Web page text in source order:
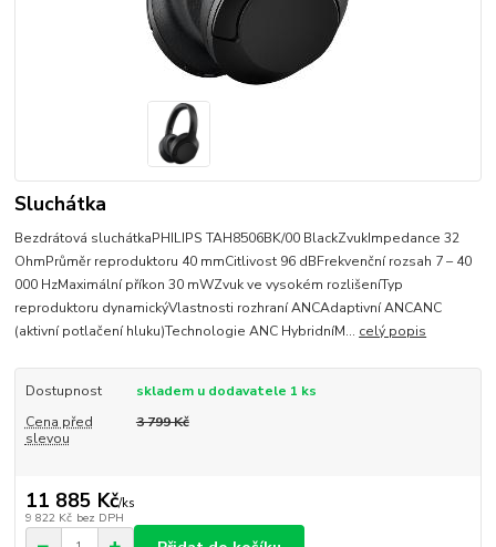
Sluchátka
Bezdrátová sluchátkaPHILIPS TAH8506BK/00 BlackZvukImpedance 32
OhmPrůměr reproduktoru 40 mmCitlivost 96 dBFrekvenční rozsah 7 – 40
000 HzMaximální příkon 30 mWZvuk ve vysokém rozlišeníTyp
reproduktoru dynamickýVlastnosti rozhraní ANCAdaptivní ANCANC
(aktivní potlačení hluku)Technologie ANC HybridníM... celý popis
Dostupnost
skladem u dodavatele 1 ks
Cena před
slevou
3 799 Kč
11 885 Kč/ks
9 822 Kč bez DPH